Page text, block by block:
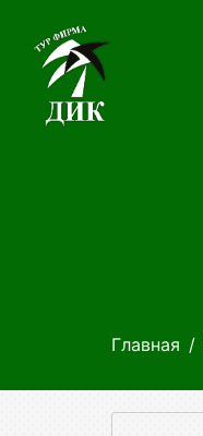
Главная